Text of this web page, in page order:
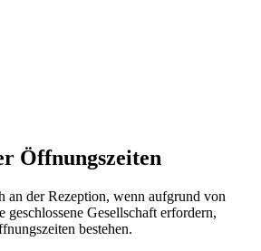
Öffnungszeiten
an der Rezeption, wenn aufgrund von
geschlossene Gesellschaft erfordern,
bestehen.